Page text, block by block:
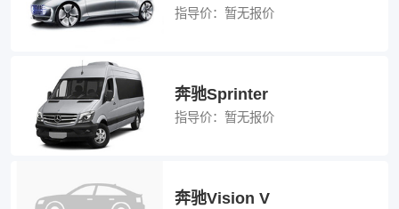
指导价： 暂无报价
奔驰Sprinter
指导价： 暂无报价
奔驰Vision V